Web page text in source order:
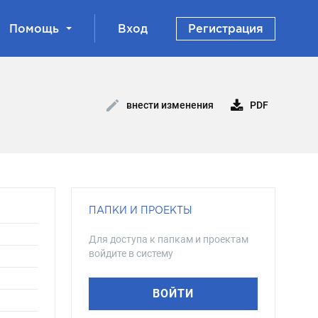
Помощь Вход Регистрация
внести изменения PDF
ПАПКИ И ПРОЕКТЫ
Для доступа к папкам и проектам
войдите в систему
ВОЙТИ